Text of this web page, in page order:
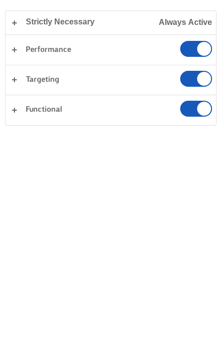
Strictly Necessary Always Active
Performance
Targeting
Functional